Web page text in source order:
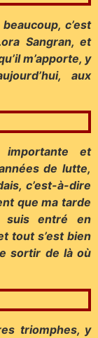
c’est
Sangran, et
m’apporte, y
aux
et
de lutte,
c’est-à-dire
que ma tarde
suis entré en
tout s’est bien
sortir de là où
triomphes, y